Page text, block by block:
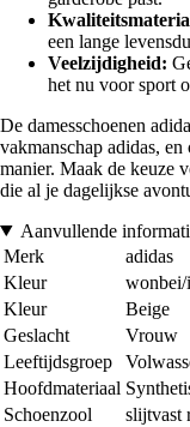
een lange
Veelzijdigheid:
het nu voor sport
De damesschoenen
vakmanschap adidas,
manier. Maak de keuze
die al je dagelijkse
Aanvullende
Merk
adidas
Kleur
Kleur
Beige
Geslacht
Vrouw
Leeftijdsgroep
Hoofdmateriaal
Schoenzool
slijtvast